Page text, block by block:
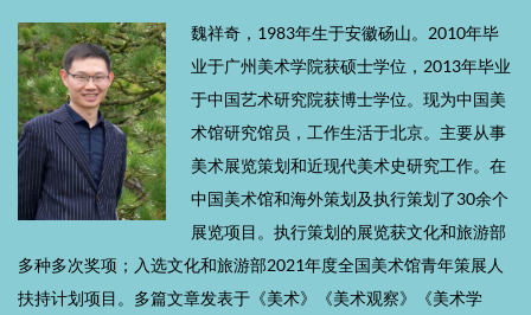
魏祥奇，1983年生于安徽砀山。2010年毕
业于广州美术学院获硕士学位，2013年毕业
于中国艺术研究院获博士学位。现为中国美
术馆研究馆员，工作生活于北京。主要从事
美术展览策划和近现代美术史研究工作。在
中国美术馆和海外策划及执行策划了30余个
展览项目。执行策划的展览获文化和旅游部
多种多次奖项；入选文化和旅游部2021年度全国美术馆青年策展人
扶持计划项目。多篇文章发表于《美术》《美术观察》《美术学